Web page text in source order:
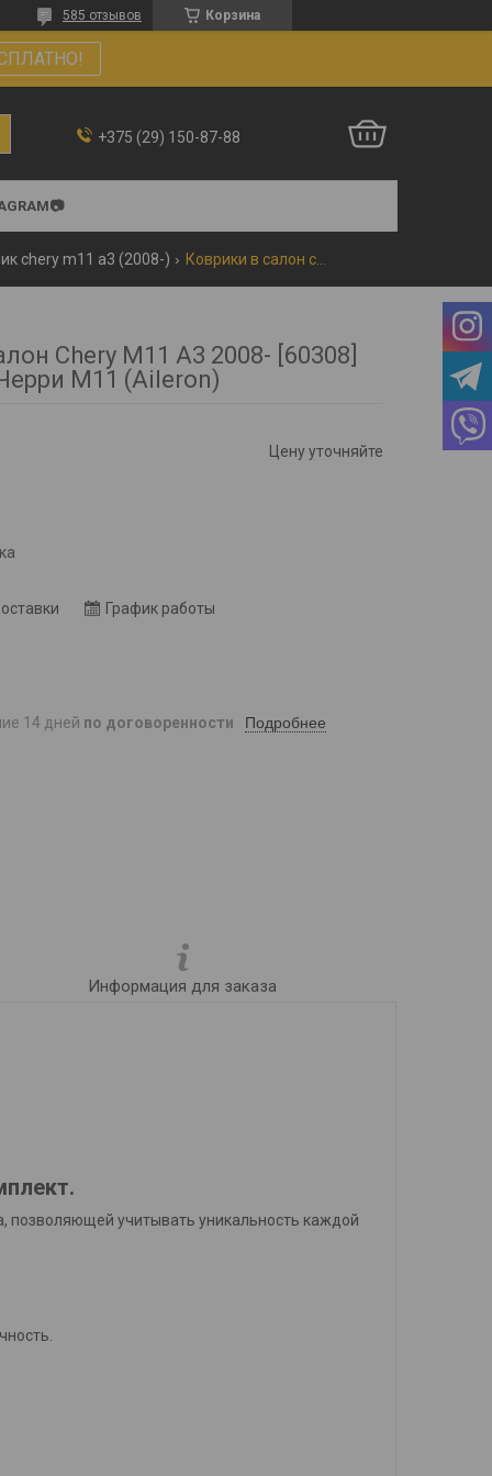
Корзина
585 отзывов
+375 (29) 150-87-88
chery m11 a3 (2008-)
Chery M11 A3 2008- [60308]
М11 (Aileron)
Цену уточняйте
График работы
14 дней по договоренности Подробнее
Информация для заказа
позволяющей учитывать уникальность каждой